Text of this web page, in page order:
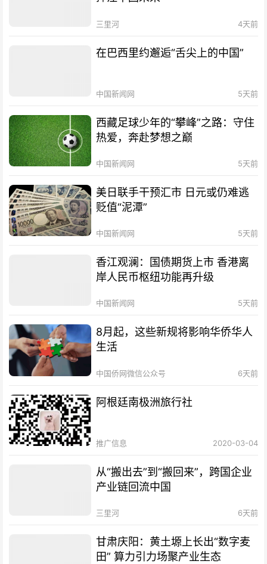
三里河 4天前
在巴西里约邂逅“舌尖上的中国”
中国新闻网 5天前
西藏足球少年的“攀峰”之路：守住
热爱，奔赴梦想之巅
中国新闻网 5天前
美日联手干预汇市 日元或仍难逃
贬值“泥潭”
中国新闻网 5天前
香江观澜：国债期货上市 香港离
岸人民币枢纽功能再升级
中国新闻网 5天前
8月起，这些新规将影响华侨华人
生活
中国侨网微信公众号 6天前
阿根廷南极洲旅行社
推广信息 2020-03-04
从“搬出去”到“搬回来”，跨国企业
产业链回流中国
三里河 6天前
甘肃庆阳：黄土塬上长出“数字麦
田” 算力引力场聚产业生态